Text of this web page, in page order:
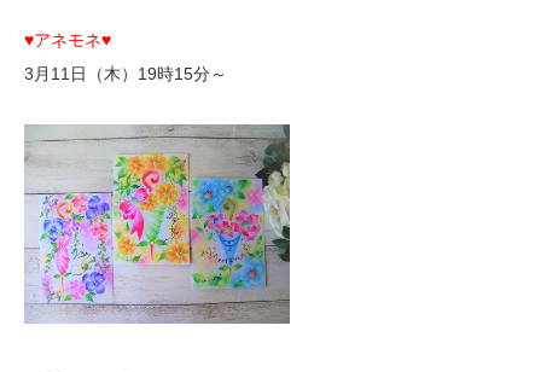
♥アネモネ♥
3月11日（木）19時15分～